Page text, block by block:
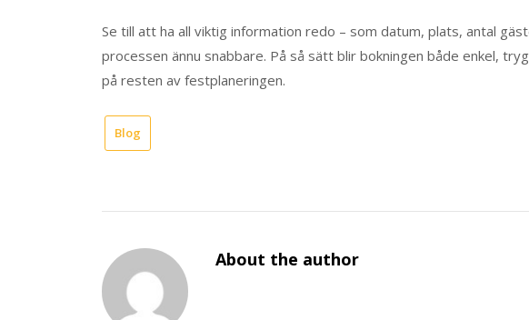
Se till att ha all viktig information redo – som datum, plats, antal
processen ännu snabbare. På så sätt blir bokningen både enkel,
på resten av festplaneringen.
Blog
About the author